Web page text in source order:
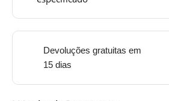
Devoluções gratuitas em
15 dias